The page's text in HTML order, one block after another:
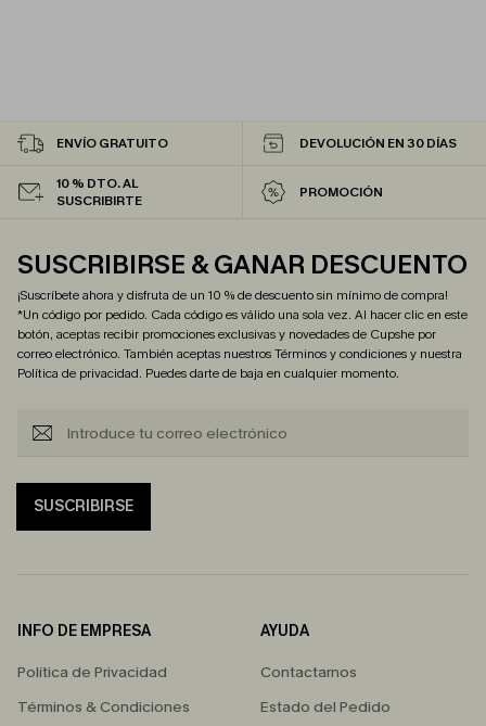
ENVÍO GRATUITO DEVOLUCIÓN EN 30 DÍAS
10 % DTO. AL
SUSCRIBIRTE
PROMOCIÓN
SUSCRIBIRSE & GANAR DESCUENTO
¡Suscríbete ahora y disfruta de un 10 % de descuento sin mínimo de compra!
*Un código por pedido. Cada código es válido una sola vez. Al hacer clic en este
botón, aceptas recibir promociones exclusivas y novedades de Cupshe por
correo electrónico. También aceptas nuestrosTérminos y condicionesy nuestra
Política de privacidad. Puedes darte de baja en cualquier momento.
SUSCRIBIRSE
INFO DE EMPRESA
Política de Privacidad
Términos & Condiciones
AYUDA
Contactarnos
Estado del Pedido